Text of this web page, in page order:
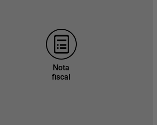
Nota
fiscal